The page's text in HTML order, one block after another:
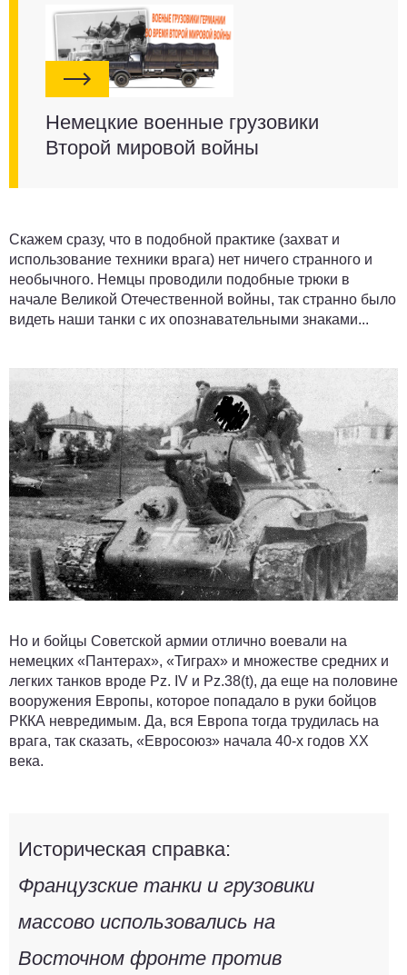
Немецкие военные грузовики
Второй мировой войны
Скажем сразу, что в подобной практике (захват и
использование техники врага) нет ничего странного и
необычного. Немцы проводили подобные трюки в
начале Великой Отечественной войны, так странно было
видеть наши танки с их опознавательными знаками...
Но и бойцы Советской армии отлично воевали на
немецких «Пантерах», «Тиграх» и множестве средних и
легких танков вроде Pz. IV и Pz.38(t), да еще на половине
вооружения Европы, которое попадало в руки бойцов
РККА невредимым. Да, вся Европа тогда трудилась на
врага, так сказать, «Евросоюз» начала 40-х годов XX
века.
Историческая справка:
Французские танки и грузовики
массово использовались на
Восточном фронте против